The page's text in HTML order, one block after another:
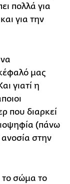
πολλά για
για την
μας
γιατί η
που διαρκεί
(πάνω
ανοσία στην
το σώμα το